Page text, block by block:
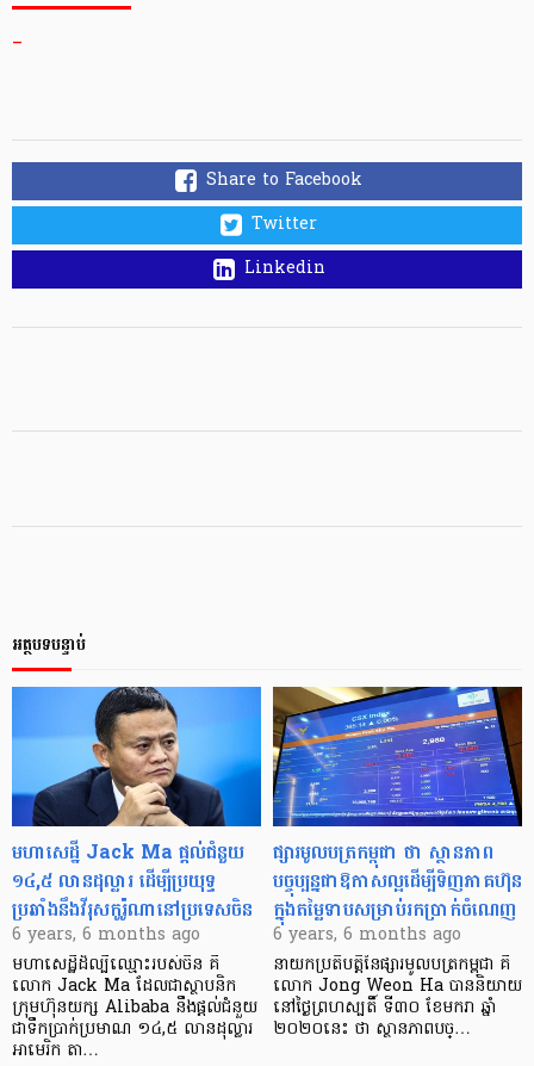
_
Share to Facebook
Twitter
Linkedin
អត្ថបទបន្ទាប់
មហាសេដ្ឋី Jack Ma ផ្ដល់ជំនួយ
១៤,៥ លានដុល្លារ ដើម្បីប្រយុទ្ធ
ប្រឆាំងនឹងវីរុសកូរ៉ូណានៅប្រទេសចិន
6 years, 6 months ago
មហាសេដ្ឋីដ៏ល្បីឈ្មោះរបស់ចិន គឺ
លោក Jack Ma ដែលជាស្ថាបនិក
ក្រុមហ៊ុនយក្ស Alibaba នឹងផ្ដល់ជំនួយ
ជាទឹកប្រាក់ប្រមាណ ១៤,៥ លានដុល្លារ
អាមេរិក តា…
ផ្សារ​មូលបត្រ​កម្ពុជា ថា ស្ថានភាព​
បច្ចុប្បន្ន​ជា​ឱកាស​ល្អ​ដើម្បី​ទិញ​ភាគហ៊ុន​
ក្នុង​តម្លៃ​ទាប​សម្រាប់​រក​ប្រាក់​ចំណេញ
6 years, 6 months ago
នាយក​ប្រតិបត្ដិ​នៃ​ផ្សារ​មូលបត្រ​កម្ពុជា គឺ​
លោក Jong Weon Ha បាន​​និយាយ​​
នៅ​ថ្ងៃ​ព្រហស្បតិ៍ ទី៣០ ខែ​មករា ឆ្នាំ​
២០២០​នេះ ថា ស្ថានភាព​បច្…